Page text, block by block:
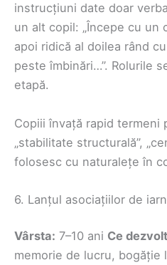
instrucțiuni date doar
un alt copil: „Începe cu un
apoi ridică al doilea rând
peste îmbinări…”. Rolurile
etapă.
Copiii învață rapid termeni
„stabilitate structurală”,
folosesc cu naturalețe în
6. Lanțul asociațiilor de
Vârsta: 7–10 ani Ce
memorie de lucru, bogăție